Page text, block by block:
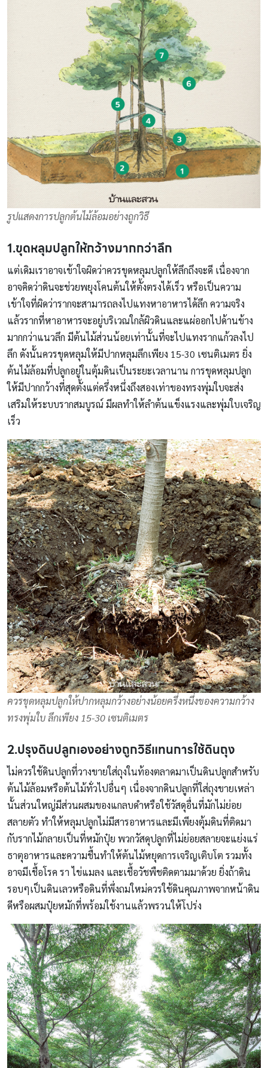
รูปแสดงการปลูกต้นไม้ล้อมอย่างถูกวิธี
1.ขุดหลุมปลูกให้กว้างมากกว่าลึก
แต่เดิมเราอาจเข้าใจผิดว่าควรขุดหลุมปลูกให้ลึกถึงจะดี เนื่องจาก
อาจคิดว่าดินจะช่วยพยุงโคนต้นให้ตั้งตรงได้เร็ว หรือเป็นความ
เข้าใจที่ผิดว่ารากจะสามารถลงไปแทงหาอาหารได้ลึก ความจริง
แล้วรากที่หาอาหารจะอยู่บริเวณใกล้ผิวดินและแผ่ออกไปด้านข้าง
มากกว่าแนวลึก มีต้นไม้ส่วนน้อยเท่านั้นที่จะไปแทงรากแก้วลงไป
ลึก ดังนั้นควรขุดหลุมให้มีปากหลุมลึกเพียง 15-30 เซนติเมตร ยิ่ง
ต้นไม้ล้อมที่ปลูกอยู่ในตุ้มดินเป็นระยะเวลานาน การขุดหลุมปลูก
ให้มีปากกว้างที่สุดตั้งแต่ครึ่งหนึ่งถึงสองเท่าของทรงพุ่มใบจะส่ง
เสริมให้ระบบรากสมบูรณ์ มีผลทำให้ลำต้นแข็งแรงและพุ่มใบเจริญ
เร็ว
ควรขุดหลุมปลูกให้ปากหลุมกว้างอย่างน้อยครึ่งหนึ่งของความกว้าง
ทรงพุ่มใบ ลึกเพียง 15-30 เซนติเมตร
2.ปรุงดินปลูกเองอย่างถูกวิธีแทนการใช้ดินถุง
ไม่ควรใช้ดินปลูกที่วางขายใส่ถุงในท้องตลาดมาเป็นดินปลูกสำหรับ
ต้นไม้ล้อมหรือต้นไม้ทั่วไปอื่นๆ เนื่องจากดินปลูกที่ใส่ถุงขายเหล่า
นั้นส่วนใหญ่มีส่วนผสมของแกลบดำหรือใช้วัสดุอื่นที่มักไม่ย่อย
สลายตัว ทำให้หลุมปลูกไม่มีสารอาหารและมีเพียงตุ้มดินที่ติดมา
กับรากไม้กลายเป็นที่หมักปุ๋ย พวกวัสดุปลูกที่ไม่ย่อยสลายจะแย่งแร่
ธาตุอาหารและความชื้นทำให้ต้นไม้หยุดการเจริญเติบโต รวมทั้ง
อาจมีเชื้อโรค รา ไข่แมลง และเชื้อวัชพืชติดตามมาด้วย ยิ่งถ้าดิน
รอบๆเป็นดินเลวหรือดินที่พึ่งถมใหม่ควรใช้ดินคุณภาพจากหน้าดิน
ดีหรือผสมปุ๋ยหมักที่พร้อมใช้งานแล้วพรวนให้โปร่ง